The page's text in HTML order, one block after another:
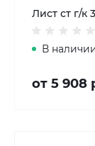
Лист ст г/к
В
от 5 908